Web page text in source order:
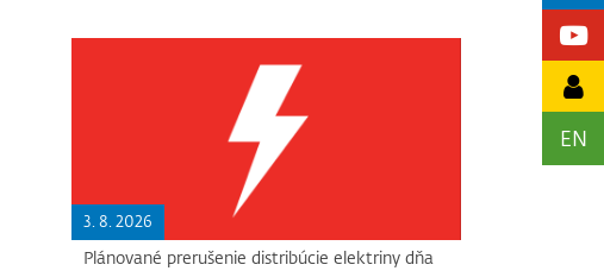
EN
3. 8. 2026
Plánované prerušenie distribúcie elektriny dňa